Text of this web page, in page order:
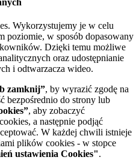
Wykorzystujemy je w celu
poziomie, w sposób dopasowany
Dzięki temu możliwe
oraz udostępnianie
i odtwarzacza wideo.
zamknij”, by wyrazić zgodę na
bezpośrednio do strony lub
, aby zobaczyć
a następnie podjąć
W każdej chwili istnieje
plików cookies - w stopce
ustawienia Cookies".